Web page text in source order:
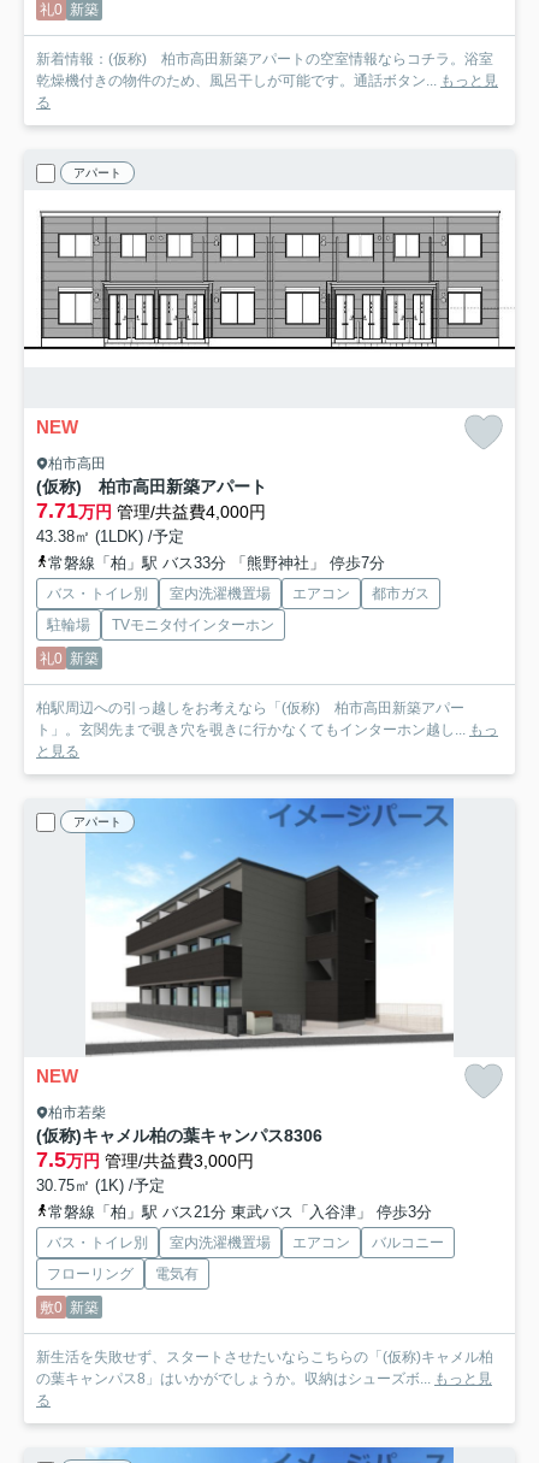
礼0 新築
新着情報：(仮称) 柏市高田新築アパートの空室情報ならコチラ。浴室
乾燥機付きの物件のため、風呂干しが可能です。通話ボタン... もっと見
る
アパート
NEW
柏市高田
(仮称) 柏市高田新築アパート
7.71万円 管理/共益費4,000円
43.38㎡ (1LDK) /予定
常磐線「柏」駅 バス33分 「熊野神社」 停歩7分
バス・トイレ別 室内洗濯機置場 エアコン
都市ガス
駐輪場
TVモニタ付インターホン
礼0 新築
柏駅周辺への引っ越しをお考えなら「(仮称) 柏市高田新築アパー
ト」。玄関先まで覗き穴を覗きに行かなくてもインターホン越し... もっ
と見る
アパート
NEW
柏市若柴
(仮称)キャメル柏の葉キャンパス8306
7.5万円 管理/共益費3,000円
30.75㎡ (1K) /予定
常磐線「柏」駅 バス21分 東武バス「入谷津」 停歩3分
バス・トイレ別 室内洗濯機置場 エアコン
バルコニー
フローリング
電気有
敷0 新築
新生活を失敗せず、スタートさせたいならこちらの「(仮称)キャメル柏
の葉キャンパス8」はいかがでしょうか。収納はシューズボ... もっと見
る